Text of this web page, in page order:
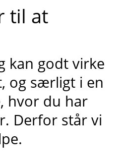
til at
kan godt virke
og særligt i en
hvor du har
Derfor står vi